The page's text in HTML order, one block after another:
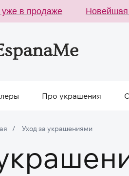
в продаже Новейшая
Про украшения
/ Уход за украшениями